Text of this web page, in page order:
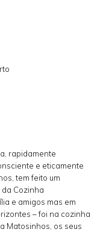
rapidamente
e eticamente
tem feito um
Cozinha
e amigos mas em
– foi na cozinha
Matosinhos, os seus